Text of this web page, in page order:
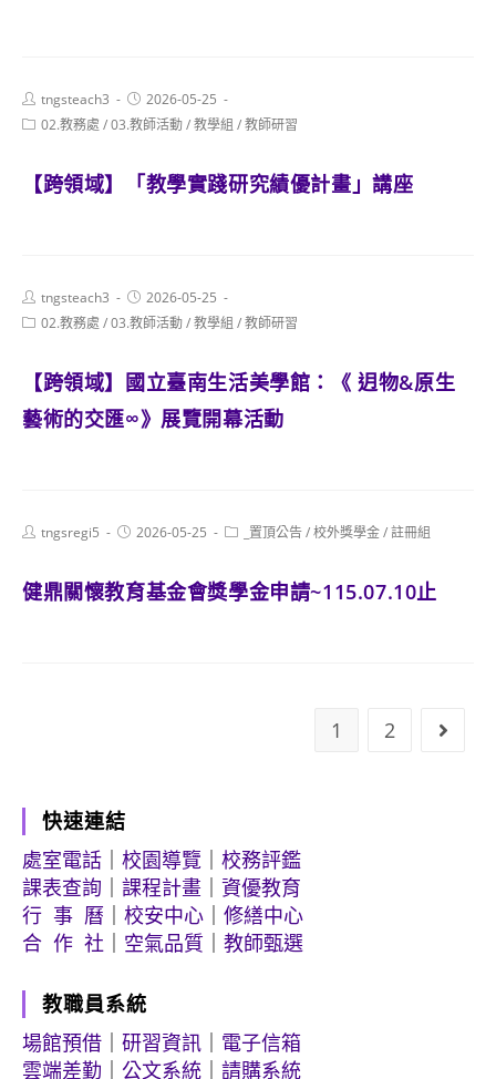
Post
author:
tngsteach3
Post
published:
2026-05-25
Post02.教務處 /03.教師活動/教學組 /教師研習
【跨領域】「教學實踐研究績優計畫」講座
Post
author:
tngsteach3
Post
published:
2026-05-25
Post02.教務處 /03.教師活動/教學組 /教師研習
【跨領域】國立臺南生活美學館：《 迌物&原生
藝術的交匯∞》展覽開幕活動
Posttngsregi5
Post2026-05-25
Post _置頂公告/校外獎學金/註冊組
健鼎關懷教育基金會獎學金申請~115.07.10止
1 2 Go to
快速連結
處室電話
校園導覽
校務評鑑
課表查詢
課程計畫
資優教育
行 事 曆
校安中心
修繕中心
合 作 社
空氣品質 教師甄選
教職員系統
場館預借
研習資訊
電子信箱
雲端差勤
公文系統
請購系統